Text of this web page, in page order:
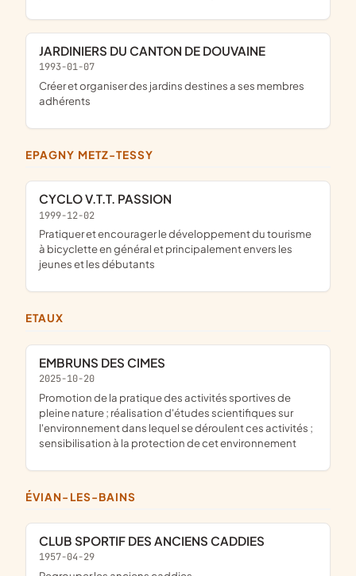
JARDINIERS DU CANTON DE DOUVAINE
1993-01-07
créer et organiser des jardins destines a ses membres
adhérents
EPAGNY METZ-TESSY
CYCLO V.T.T. PASSION
1999-12-02
pratiquer et encourager le développement du tourisme
à bicyclette en général et principalement envers les
jeunes et les débutants
ETAUX
EMBRUNS DES CIMES
2025-10-20
promotion de la pratique des activités sportives de
pleine nature ; réalisation d'études scientifiques sur
l'environnement dans lequel se déroulent ces activités ;
sensibilisation à la protection de cet environnement
ÉVIAN-LES-BAINS
CLUB SPORTIF DES ANCIENS CADDIES
1957-04-29